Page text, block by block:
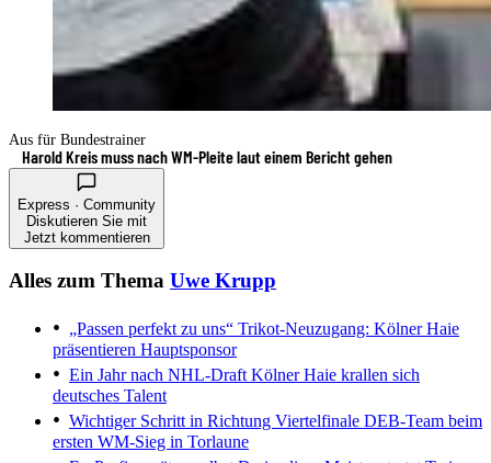
Aus für Bundestrainer
Harold Kreis muss nach WM-Pleite laut einem Bericht gehen
Express · Community
Diskutieren Sie mit
Jetzt kommentieren
Alles zum Thema Uwe Krupp
„Passen perfekt zu uns“ Trikot-Neuzugang: Kölner Haie
präsentieren Hauptsponsor
Ein Jahr nach NHL-Draft Kölner Haie krallen sich
deutsches Talent
Wichtiger Schritt in Richtung Viertelfinale DEB-Team beim
ersten WM-Sieg in Torlaune